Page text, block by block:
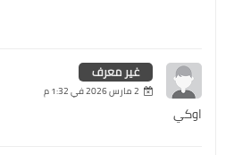
غير معرف
2 مارس 2026 في 1:32 م
اوكي